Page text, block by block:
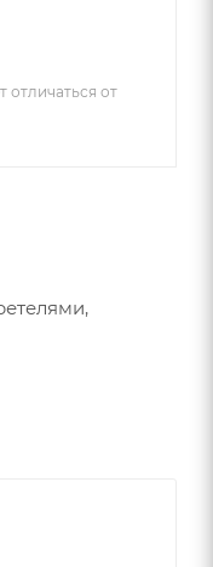
отличаться от